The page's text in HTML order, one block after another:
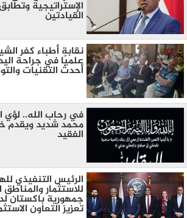
الإستراتيجية
القيادتين
نقابة أطباء كفر
علميًا في جراحة
أحدث التقنيات
في رحاب الله.. لؤي
محمد شديد ويقدم
الفقيد
الرئيس التنفيذي
للاستثمار
جمهورية باكستان
تعزيز التعاون